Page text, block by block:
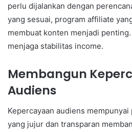
perlu dijalankan dengan
yang sesuai, program affiliate
membuat konten menjadi
menjaga stabilitas income.
Membangun
Audiens
Kepercayaan audiens
yang jujur dan transparan